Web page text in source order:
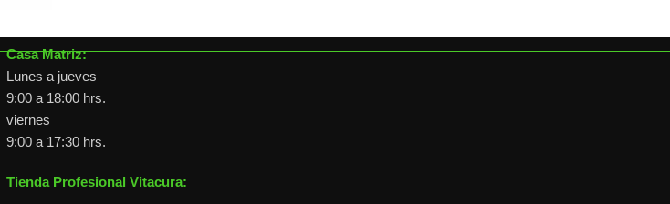
Casa Matriz:
Lunes a jueves
9:00 a 18:00 hrs.
viernes
9:00 a 17:30 hrs.
Tienda Profesional Vitacura: